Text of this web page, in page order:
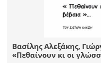
Βασίλης Αλεξάκης,
«Πεθαίνουν κι οι